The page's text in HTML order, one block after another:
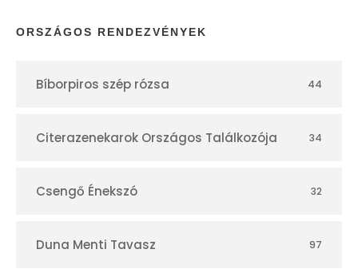
r
ORSZÁGOS RENDEZVÉNYEK
Bíborpiros szép rózsa 44
Citerazenekarok Országos Találkozója 34
Csengő Énekszó 32
Duna Menti Tavasz 97